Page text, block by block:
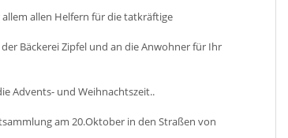
allen Helfern für die tatkräftige
Bäckerei Zipfel und an die Anwohner für Ihr
Advents- und Weihnachtszeit..
am 20.Oktober in den Straßen von